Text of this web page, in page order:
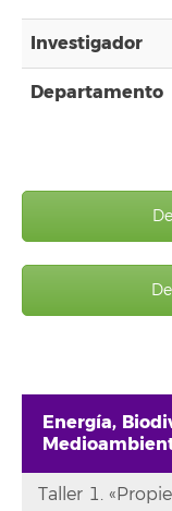
Investigador
Departamento
Energía,
Taller 1.